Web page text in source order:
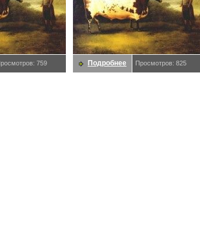
759 Подробнее Просмотров: 825